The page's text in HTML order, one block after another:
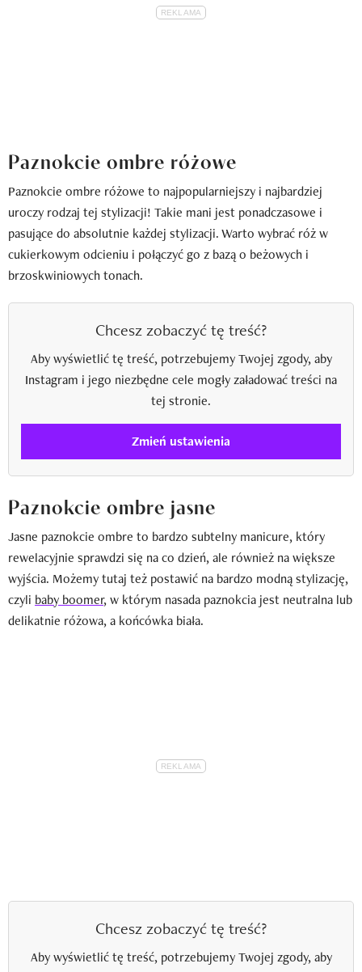
Paznokcie ombre różowe
Paznokcie ombre różowe to najpopularniejszy i najbardziej
uroczy rodzaj tej stylizacji! Takie mani jest ponadczasowe i
pasujące do absolutnie każdej stylizacji. Warto wybrać róż w
cukierkowym odcieniu i połączyć go z bazą o beżowych i
brzoskwiniowych tonach.
Chcesz zobaczyć tę treść?
Aby wyświetlić tę treść, potrzebujemy Twojej zgody, aby
Instagram i jego niezbędne cele mogły załadować treści na
tej stronie.
Zmień ustawienia
Paznokcie ombre jasne
Jasne paznokcie ombre to bardzo subtelny manicure, który
rewelacyjnie sprawdzi się na co dzień, ale również na większe
wyjścia. Możemy tutaj też postawić na bardzo modną stylizację,
czyli baby boomer, w którym nasada paznokcia jest neutralna lub
delikatnie różowa, a końcówka biała.
Chcesz zobaczyć tę treść?
Aby wyświetlić tę treść, potrzebujemy Twojej zgody, aby